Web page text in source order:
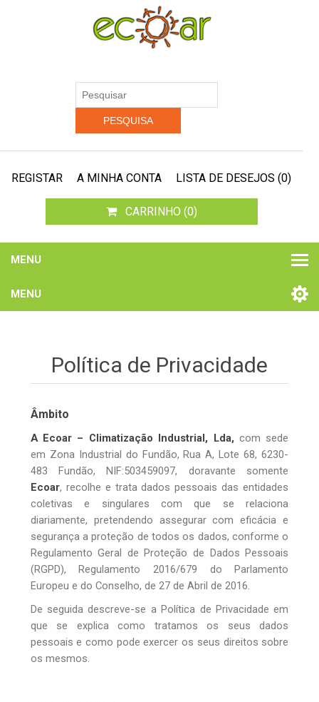
REGISTAR A MINHA CONTA LISTA DE DESEJOS (0)
CARRINHO (0)
MENU
MENU
Política de Privacidade
Âmbito
A Ecoar – Climatização Industrial, Lda,com sede
em Zona Industrial do Fundão, Rua A, Lote 68, 6230-
483 Fundão, NIF:503459097, doravante somente
Ecoar, recolhe e trata dados pessoais das entidades
coletivas e singulares com que se relaciona
diariamente, pretendendo assegurar com eficácia e
segurança a proteção de todos os dados, conforme o
Regulamento Geral de Proteção de Dados Pessoais
(RGPD), Regulamento 2016/679 do Parlamento
Europeu e do Conselho, de 27 de Abril de 2016.
De seguida descreve-se a Política de Privacidade em
que se explica como tratamos os seus dados
pessoais e como pode exercer os seus direitos sobre
os mesmos.